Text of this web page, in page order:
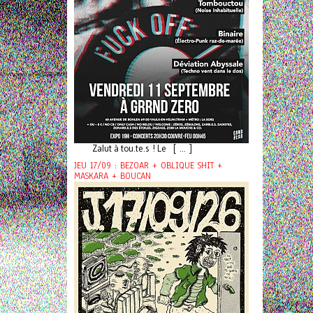
Zalut à tou.te.s ! Le [ ... ]
JEU 17/09 : BEZOAR + OBLIQUE SHIT +
MASKARA + BOUCAN